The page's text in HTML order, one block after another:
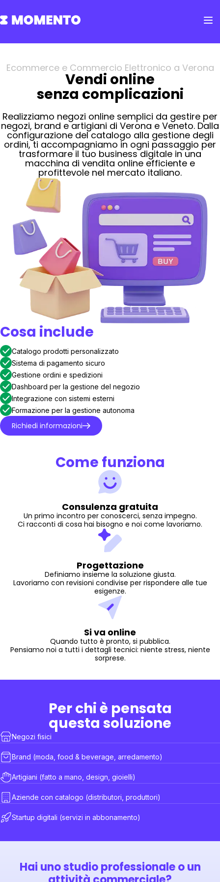
Ecommerce e Commercio Elettronico a Verona
Vendi online
senza complicazioni
Realizziamo negozi online semplici da gestire per
negozi, brand e artigiani di Verona e Veneto. Dalla
configurazione del catalogo alla gestione degli
ordini, ti accompagniamo in ogni passaggio per
trasformare il tuo business digitale in una
macchina di vendita online efficiente e
profittevole nel mercato italiano.
Cosa include
Catalogo prodotti personalizzato
Sistema di pagamento sicuro
Gestione ordini e spedizioni
Dashboard per la gestione del negozio
Integrazione con sistemi esterni
Formazione per la gestione autonoma
Richiedi informazioni
Come funziona
Consulenza gratuita
Un primo incontro per conoscerci, senza impegno.
Ci racconti di cosa hai bisogno e noi come lavoriamo.
Progettazione
Definiamo insieme la soluzione giusta.
Lavoriamo con revisioni condivise per rispondere alle tue
esigenze.
Si va online
Quando tutto è pronto, si pubblica.
Pensiamo noi a tutti i dettagli tecnici: niente stress, niente
sorprese.
Per chi è pensata
questa soluzione
Negozi fisici
Brand (moda, food & beverage, arredamento)
Artigiani (fatto a mano, design, gioielli)
Aziende con catalogo (distributori, produttori)
Startup digitali (servizi in abbonamento)
Hai uno studio professionaleo un